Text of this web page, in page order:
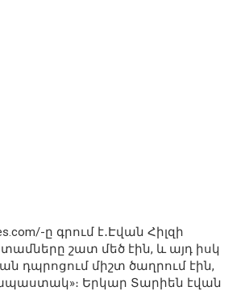
ը գրում է․Էվան Հիլզի
շատ մեծ էին, և այդ իսկ
դպրոցում միշտ ծաղրում էին,
Երկար Տարիեն էվան